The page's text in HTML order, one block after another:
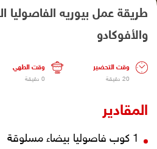
طريقة عمل بيوريه الفاصوليا
والأفوكادو
وقت التحضير
20 دقيقة
وقت الطهي
0 دقيقة
المقادير
1 كوب فاصوليا بيضاء مسلوقة